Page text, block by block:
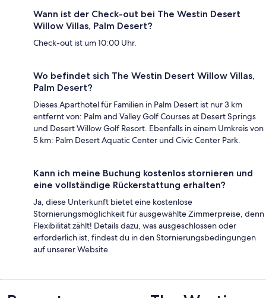
Wann ist der Check-out bei The Westin Desert
Willow Villas, Palm Desert?
Check-out ist um 10:00 Uhr.
Wo befindet sich The Westin Desert Willow Villas,
Palm Desert?
Dieses Aparthotel für Familien in Palm Desert ist nur 3 km
entfernt von: Palm and Valley Golf Courses at Desert Springs
und Desert Willow Golf Resort. Ebenfalls in einem Umkreis von
5 km: Palm Desert Aquatic Center und Civic Center Park.
Kann ich meine Buchung kostenlos stornieren und
eine vollständige Rückerstattung erhalten?
Ja, diese Unterkunft bietet eine kostenlose
Stornierungsmöglichkeit für ausgewählte Zimmerpreise, denn
Flexibilität zählt! Details dazu, was ausgeschlossen oder
erforderlich ist, findest du in den Stornierungsbedingungen
auf unserer Website.